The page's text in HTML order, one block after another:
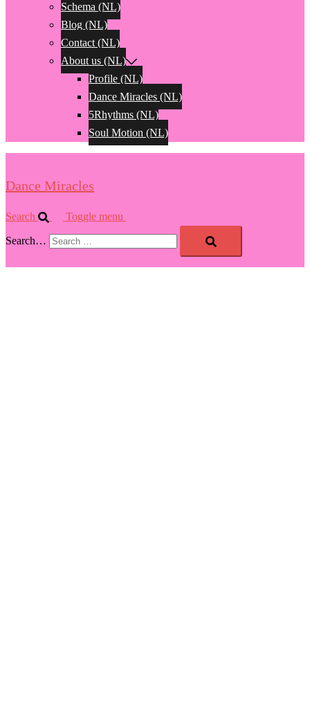
Schema (NL)
Blog (NL)
Contact (NL)
About us (NL)
Profile (NL)
Dance Miracles (NL)
5Rhythms (NL)
Soul Motion (NL)
Dance Miracles
Search Toggle menu
Search…